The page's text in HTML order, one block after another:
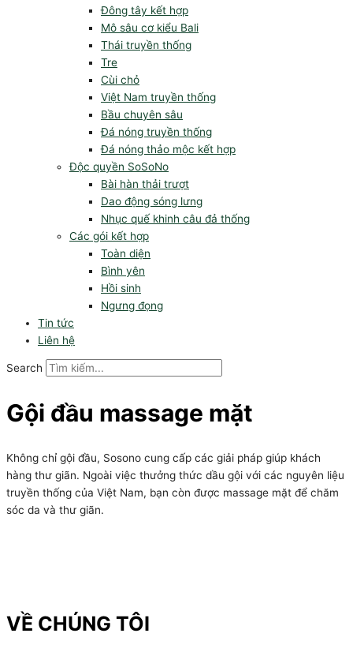
Đông tây kết hợp
Mô sâu cơ kiểu Bali
Thái truyền thống
Tre
Cùi chỏ
Việt Nam truyền thống
Bầu chuyên sâu
Đá nóng truyền thống
Đá nóng thảo mộc kết hợp
Độc quyền SoSoNo
Bài hàn thải trượt
Dao động sóng lưng
Nhục quế khinh câu đả thống
Các gói kết hợp
Toàn diện
Bình yên
Hồi sinh
Ngưng đọng
Tin tức
Liên hệ
Search
Gội đầu massage mặt
Không chỉ gội đầu, Sosono cung cấp các giải pháp giúp khách
hàng thư giãn. Ngoài việc thưởng thức dầu gội với các nguyên liệu
truyền thống của Việt Nam, bạn còn được massage mặt để chăm
sóc da và thư giãn.
VỀ CHÚNG TÔI